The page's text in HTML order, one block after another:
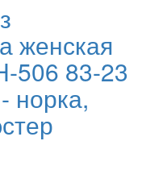
женская
506 83-23
норка,